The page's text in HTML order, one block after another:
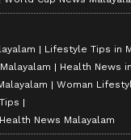
Lifestyle Tips in
Health News
Woman
News Malayalam